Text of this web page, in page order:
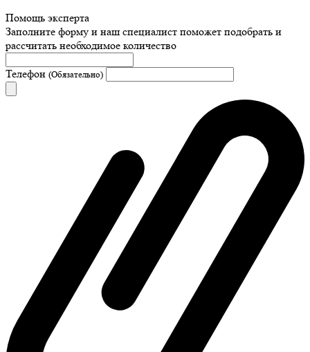
Помощь эксперта
Заполните форму и наш специалист поможет подобрать и
рассчитать необходимое количество
Телефон (Обязательно)